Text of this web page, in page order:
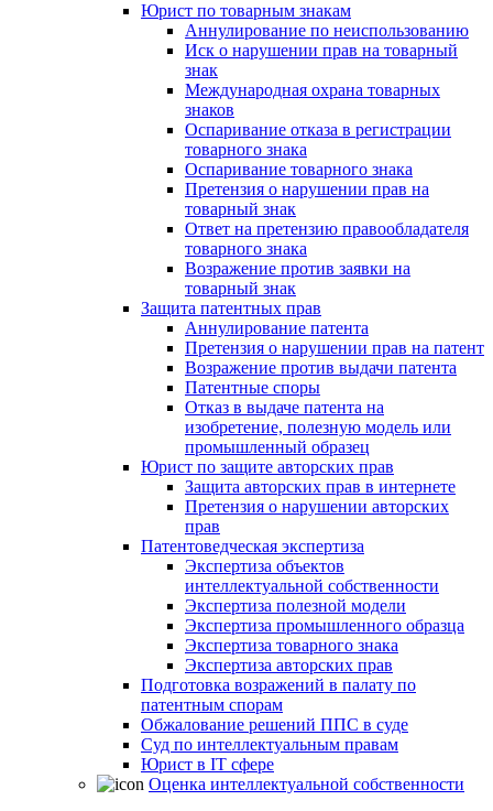
Юрист по товарным знакам
Аннулирование по неиспользованию
Иск о нарушении прав на товарный
знак
Международная охрана товарных
знаков
Оспаривание отказа в регистрации
товарного знака
Оспаривание товарного знака
Претензия о нарушении прав на
товарный знак
Ответ на претензию правообладателя
товарного знака
Возражение против заявки на
товарный знак
Защита патентных прав
Аннулирование патента
Претензия о нарушении прав на патент
Возражение против выдачи патента
Патентные споры
Отказ в выдаче патента на
изобретение, полезную модель или
промышленный образец
Юрист по защите авторских прав
Защита авторских прав в интернете
Претензия о нарушении авторских
прав
Патентоведческая экспертиза
Экспертиза объектов
интеллектуальной собственности
Экспертиза полезной модели
Экспертиза промышленного образца
Экспертиза товарного знака
Экспертиза авторских прав
Подготовка возражений в палату по
патентным спорам
Обжалование решений ППС в суде
Суд по интеллектуальным правам
Юрист в IT сфере
Оценка интеллектуальной собственности